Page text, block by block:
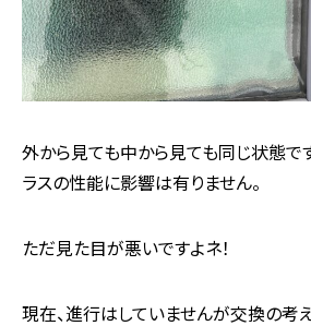
外から見ても中から見ても同じ状態で
ラスの性能に影響は有りません。
ただ見た目が悪いですよネ！
現在、進行はしていませんが交換の考